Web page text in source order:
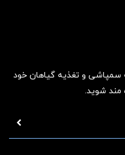
سمپاشی و تغذیه گیاهان خود
مند شوید.